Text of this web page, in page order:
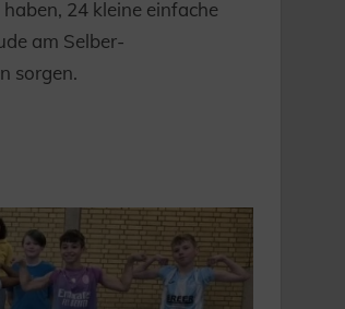
24 kleine einfache
am Selber-
sorgen.